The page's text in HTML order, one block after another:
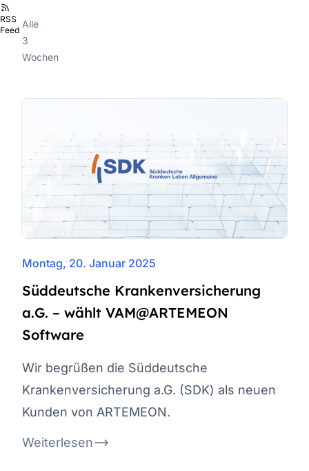
RSS
Feed
Alle
3
Wochen
Montag, 20. Januar 2025
Süddeutsche Krankenversicherung
a.G. – wählt VAM@ARTEMEON
Software
Wir begrüßen die Süddeutsche
Krankenversicherung a.G. (SDK) als neuen
Kunden von ARTEMEON.
Weiterlesen